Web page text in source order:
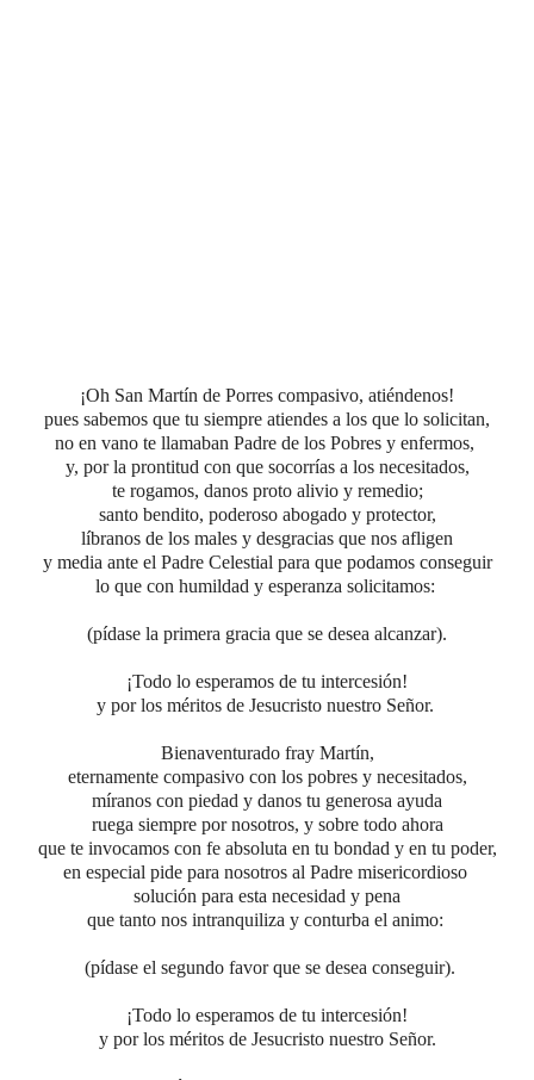
¡Oh San Martín de Porres compasivo, atiéndenos!
pues sabemos que tu siempre atiendes a los que lo solicitan,
no en vano te llamaban Padre de los Pobres y enfermos,
y, por la prontitud con que socorrías a los necesitados,
te rogamos, danos proto alivio y remedio;
santo bendito, poderoso abogado y protector,
líbranos de los males y desgracias que nos afligen
y media ante el Padre Celestial para que podamos conseguir
lo que con humildad y esperanza solicitamos:
(pídase la primera gracia que se desea alcanzar).
¡Todo lo esperamos de tu intercesión!
y por los méritos de Jesucristo nuestro Señor.
Bienaventurado fray Martín,
eternamente compasivo con los pobres y necesitados,
míranos con piedad y danos tu generosa ayuda
ruega siempre por nosotros, y sobre todo ahora
que te invocamos con fe absoluta en tu bondad y en tu poder,
en especial pide para nosotros al Padre misericordioso
solución para esta necesidad y pena
que tanto nos intranquiliza y conturba el animo:
(pídase el segundo favor que se desea conseguir).
¡Todo lo esperamos de tu intercesión!
y por los méritos de Jesucristo nuestro Señor.